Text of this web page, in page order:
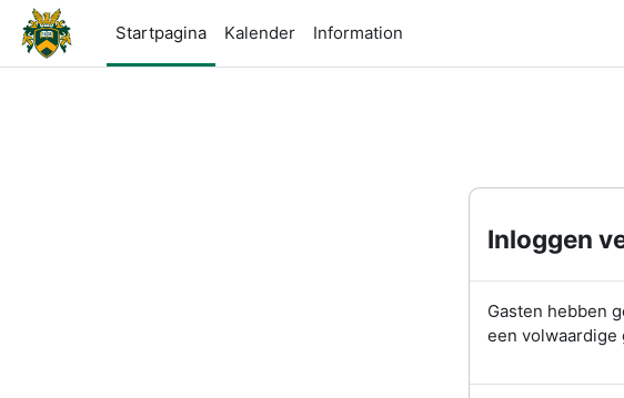
Ga naar hoofdinhoud
Startpagina
Kalender Information
Inloggen
Gasten hebben
een volwaardige